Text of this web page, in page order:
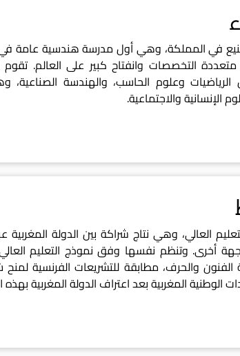
في المملكة، وهي أول مدرسة هندسية عامة
التخصصات وانفتاح كبير على العالم. تقوم
وعلوم الحاسب، والهندسة الصناعية،
الإنسانية والاجتماعية.
العالي، وهي نتاج شراكة بين الدولة المغربية
أخرى. وتنظم نفسها وفق نموذج التعليم
الفنون والحرف، مطابقة للتشريعات الفرنسية
الوطنية المغربية بعد اعتراف الدولة المغربية